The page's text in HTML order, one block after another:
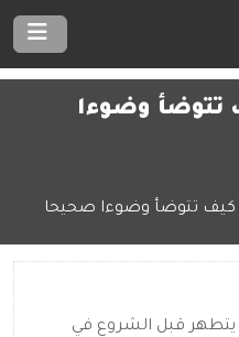
تتوضأ وضوءا
تتوضأ وضوءا صحيحا
قبل الشروع في